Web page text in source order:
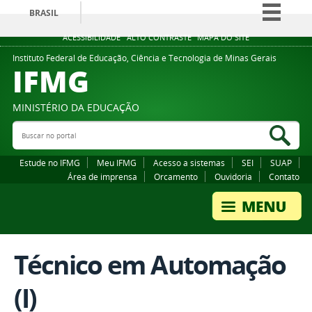
ACESSIBILIDADE ALTO CONTRASTE MAPA DO SITE
BRASIL
Simplifique!
Comunica BR
Legislação
Instituto Federal de Educação, Ciência e Tecnologia de Minas Gerais
IFMG
MINISTÉRIO DA EDUCAÇÃO
Buscar no portal
Estude no IFMG Meu IFMG Acesso a sistemas SEI
SUAP
Área de imprensa
Orcamento Ouvidoria Contato
Técnico em Automação
(I)